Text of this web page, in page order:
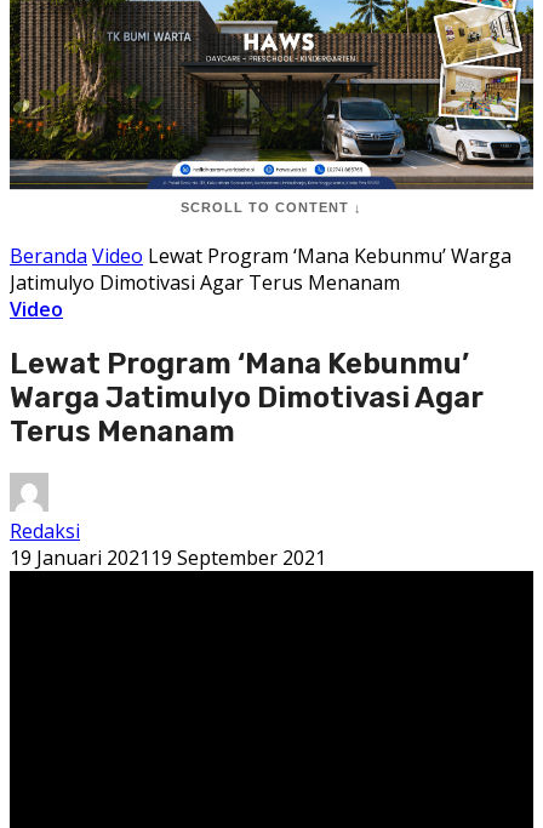
SCROLL TO CONTENT ↓
Beranda Video Lewat Program ‘Mana Kebunmu’ Warga
Jatimulyo Dimotivasi Agar Terus Menanam
Video
Lewat Program ‘Mana Kebunmu’
Warga Jatimulyo Dimotivasi Agar
Terus Menanam
Redaksi
19 Januari 2021 19 September 2021